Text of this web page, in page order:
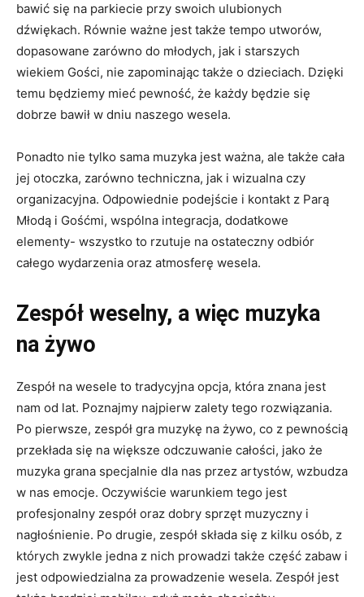
bawić się na parkiecie przy swoich ulubionych
dźwiękach. Równie ważne jest także tempo utworów,
dopasowane zarówno do młodych, jak i starszych
wiekiem Gości, nie zapominając także o dzieciach. Dzięki
temu będziemy mieć pewność, że każdy będzie się
dobrze bawił w dniu naszego wesela.
Ponadto nie tylko sama muzyka jest ważna, ale także cała
jej otoczka, zarówno techniczna, jak i wizualna czy
organizacyjna. Odpowiednie podejście i kontakt z Parą
Młodą i Gośćmi, wspólna integracja, dodatkowe
elementy- wszystko to rzutuje na ostateczny odbiór
całego wydarzenia oraz atmosferę wesela.
Zespół weselny, a więc muzyka
na żywo
Zespół na wesele to tradycyjna opcja, która znana jest
nam od lat. Poznajmy najpierw zalety tego rozwiązania.
Po pierwsze, zespół gra muzykę na żywo, co z pewnością
przekłada się na większe odczuwanie całości, jako że
muzyka grana specjalnie dla nas przez artystów, wzbudza
w nas emocje. Oczywiście warunkiem tego jest
profesjonalny zespół oraz dobry sprzęt muzyczny i
nagłośnienie. Po drugie, zespół składa się z kilku osób, z
których zwykle jedna z nich prowadzi także część zabaw i
jest odpowiedzialna za prowadzenie wesela. Zespół jest